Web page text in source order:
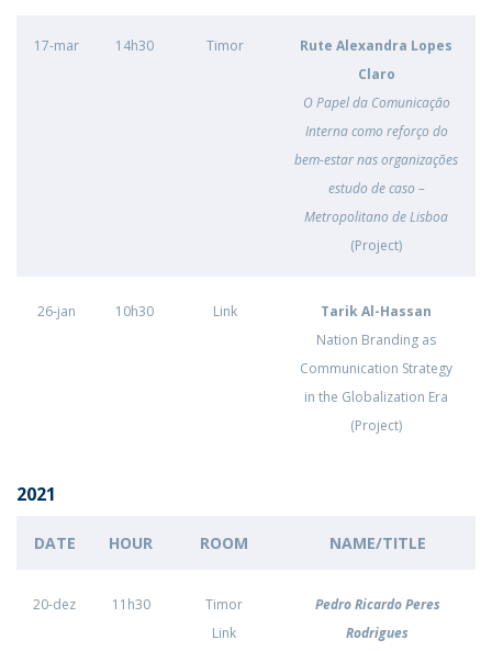
17-mar 14h30 Timor
Rute Alexandra Lopes
Claro
O Papel da Comunicação
Interna como reforço do
bem-estar nas organizações
estudo de caso –
Metropolitano de Lisboa
(Project)
26-jan 10h30 Link
Tarik Al-Hassan
Nation Branding as
Communication Strategy
in the Globalization Era
(Project)
2021
DATE HOUR ROOM NAME/TITLE
20-dez 11h30
Timor
Link
Pedro Ricardo Peres
Rodrigues